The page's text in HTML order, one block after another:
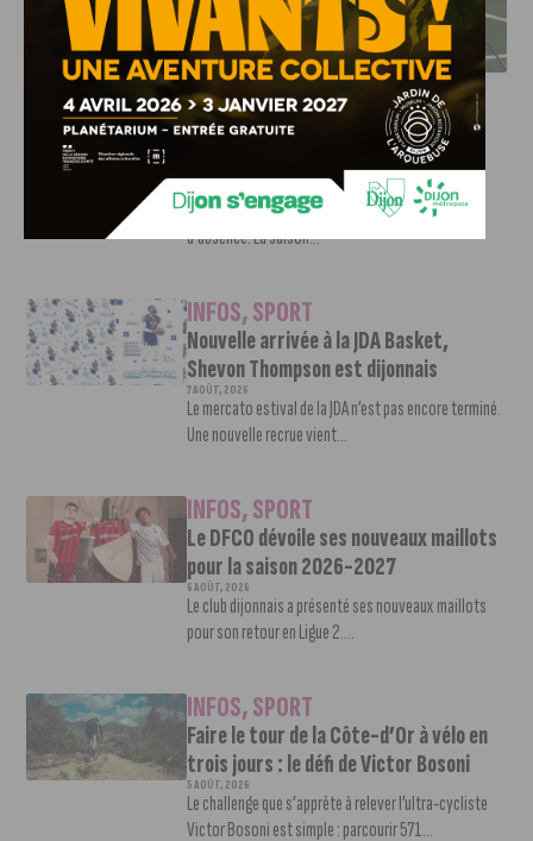
DFCO : RENCONTRE AVEC PIERRE-HENRI DEBALLON,
L’ARTISAN DE LA MONTÉE EN LIGUE 2
INFOS,SPORT
DFCO : Rencontre avec Pierre-Henri
Deballon, l’artisan de la montée en
Ligue 2
7 AOÛT, 2026
Le DFCO est de retour en Ligue 2 après trois ans
d’absence. La saison...
INFOS,SPORT
Nouvelle arrivée à la JDA Basket,
Shevon Thompson est dijonnais
7 AOÛT, 2026
Le mercato estival de la JDA n’est pas encore terminé.
Une nouvelle recrue vient...
INFOS,SPORT
Le DFCO dévoile ses nouveaux maillots
pour la saison 2026-2027
6 AOÛT, 2026
Le club dijonnais a présenté ses nouveaux maillots
pour son retour en Ligue 2....
INFOS,SPORT
Faire le tour de la Côte-d’Or à vélo en
trois jours : le défi de Victor Bosoni
5 AOÛT, 2026
Le challenge que s’apprête à relever l’ultra-cycliste
Victor Bosoni est simple : parcourir 571...